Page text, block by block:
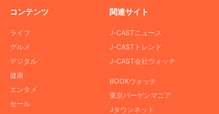
コンテンツ
ライフ
グルメ
デジタル
健康
エンタメ
セール
関連サイト
J-CASTニュース
J-CASTトレンド
J-CAST会社ウォッチ
BOOKウォッチ
東京バーゲンマニア
Jタウンネット